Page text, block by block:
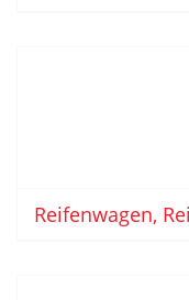
Reifenwagen,